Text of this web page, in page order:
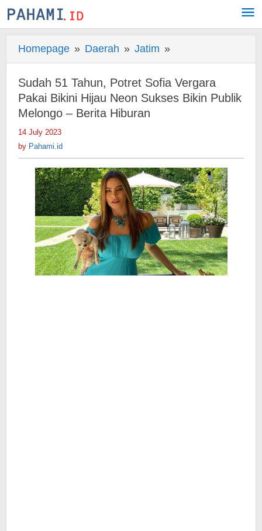
Skip
to
Homepage » Daerah » Jatim »
51
Tahun,
Potret
Bikini
Hijau
Neon
Sukses
Bikin
Publik
Melongo
-
Sudah 51 Tahun, Potret Sofia Vergara
Pakai Bikini Hijau Neon Sukses Bikin Publik
Melongo – Berita Hiburan
14 July 2023
by Pahami.id